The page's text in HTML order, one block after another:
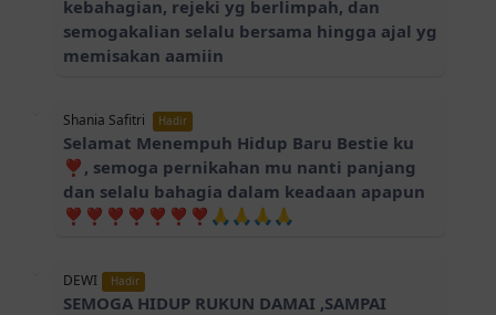
kebahagian, rejeki yg berlimpah, dan
semogakalian selalu bersama hingga ajal yg
memisakan aamiin
Shania Safitri Hadir
Selamat Menempuh Hidup Baru Bestie ku
❣️, semoga pernikahan mu nanti panjang
dan selalu bahagia dalam keadaan apapun
❣️❣️❣️❣️❣️❣️❣️🙏🙏🙏🙏
DEWI Hadir
SEMOGA HIDUP RUKUN DAMAI ,SAMPAI